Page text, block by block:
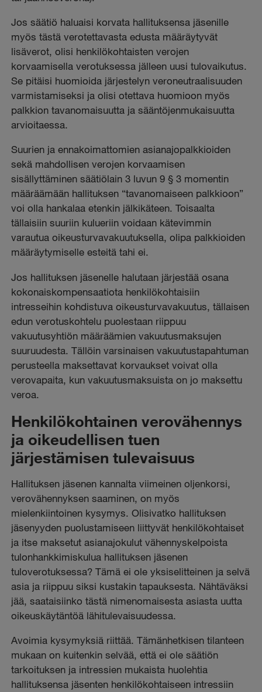
Jos säätiö haluaisi korvata hallituksensa jäsenille
myös tästä verotettavasta edusta määräytyvät
lisäverot, olisi henkilökohtaisten verojen
korvaamisella verotuksessa jälleen uusi tulovaikutus.
Se pitäisi huomioida järjestelyn veroneutraalisuuden
varmistamiseksi ja olisi otettava huomioon myös
palkkion tavanomaisuutta ja sääntöjenmukaisuutta
arvioitaessa.
Suurien ja ennakoimattomien asianajopalkkioiden
sekä mahdollisen verojen korvaamisen
sisällyttäminen säätiölain 3 luvun 9 § 3 momentin
määräämään hallituksen “tavanomaiseen palkkioon”
voi olla hankalaa etenkin jälkikäteen. Toisaalta
tällaisiin suuriin kulueriin voidaan kätevimmin
varautua oikeusturvavakuutuksella, olipa palkkioiden
määräytymiselle esteitä tahi ei.
Jos hallituksen jäsenelle halutaan järjestää osana
kokonaiskompensaatiota henkilökohtaisiin
intresseihin kohdistuva oikeusturvavakuutus, tällaisen
edun verotuskohtelu puolestaan riippuu
vakuutusyhtiön määräämien vakuutusmaksujen
suuruudesta. Tällöin varsinaisen vakuutustapahtuman
perusteella maksettavat korvaukset voivat olla
verovapaita, kun vakuutusmaksuista on jo maksettu
veroa.
Henkilökohtainen verovähennys
ja oikeudellisen tuen
järjestämisen tulevaisuus
Hallituksen jäsenen kannalta viimeinen oljenkorsi,
verovähennyksen saaminen, on myös
mielenkiintoinen kysymys. Olisivatko hallituksen
jäsenyyden puolustamiseen liittyvät henkilökohtaiset
ja itse maksetut asianajokulut vähennyskelpoista
tulonhankkimiskulua hallituksen jäsenen
tuloverotuksessa? Tämä ei ole yksiselitteinen ja selvä
asia ja riippuu siksi kustakin tapauksesta. Nähtäväksi
jää, saataisiinko tästä nimenomaisesta asiasta uutta
oikeuskäytäntöä lähitulevaisuudessa.
Avoimia kysymyksiä riittää. Tämänhetkisen tilanteen
mukaan on kuitenkin selvää, että ei ole säätiön
tarkoituksen ja intressien mukaista huolehtia
hallituksensa jäsenten henkilökohtaiseen intressiin